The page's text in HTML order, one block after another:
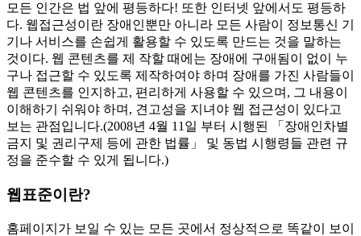
모든 인간은 법 앞에 평등하다! 또한 인터넷 앞에서도 평등하
다. 웹접근성이란 장애인뿐만 아니라 모든 사람이 정보통신 기
기나 서비스를 손쉽게 활용할 수 있도록 만드는 것을 말하는
것이다. 웹 콘텐츠를 제 작할 때에는 장애에 구애됨이 없이 누
구나 접근할 수 있도록 제작하여야 하며 장애를 가진 사람들이
웹 콘텐츠를 인지하고, 편리하게 사용할 수 있으며, 그 내용이
이해하기 쉬워야 하며, 견고성을 지녀야 웹 접근성이 있다고
보는 관점입니다.(2008년 4월 11일 부터 시행된 「장애인차별
금지 및 권리구제 등에 관한 법률」 및 동법 시행령들 관련 규
정을 준수할 수 있게 됩니다.)
웹표준이란?
홈페이지가 보일 수 있는 모든 곳에서 정상적으로 똑같이 보이